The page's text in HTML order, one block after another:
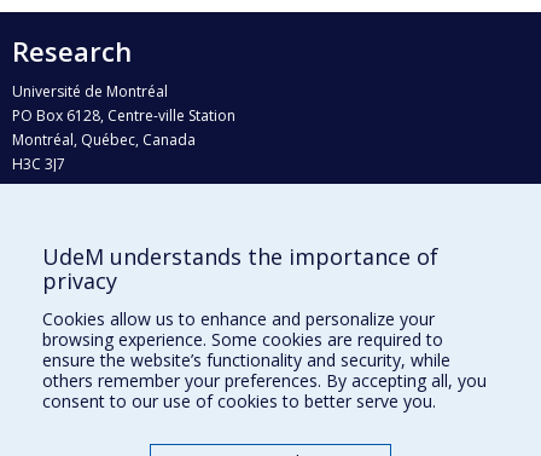
Research
Université de Montréal
PO Box 6128, Centre-ville Station
Montréal, Québec, Canada
H3C 3J7
Who does what?
Find us
Site map
Accessibility
UdeM understands the importance of
privacy
Cookies allow us to enhance and personalize your
browsing experience. Some cookies are required to
ensure the website’s functionality and security, while
others remember your preferences. By accepting all, you
consent to our use of cookies to better serve you.